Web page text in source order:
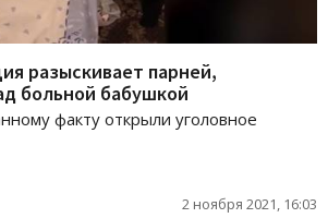
разыскивает парней,
больной бабушкой
факту открыли уголовное
2 ноября 2021, 16:03